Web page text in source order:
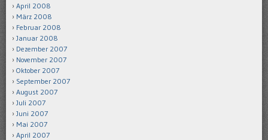
April 2008
März 2008
Februar 2008
Januar 2008
Dezember 2007
November 2007
Oktober 2007
September 2007
August 2007
Juli 2007
Juni 2007
Mai 2007
April 2007